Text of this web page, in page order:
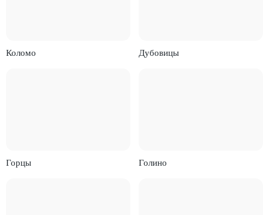
Коломо Дубовицы
Горцы Голино